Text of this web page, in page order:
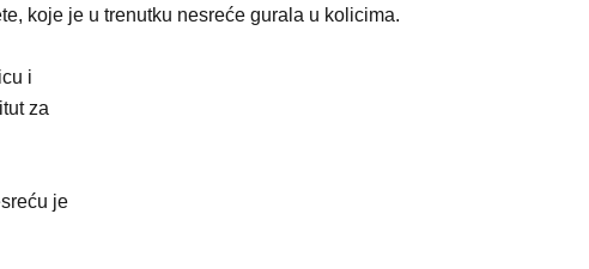
koje je u trenutku nesreće gurala u kolicima.
i
za
je